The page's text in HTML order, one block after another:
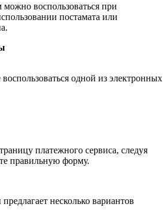
воспользоваться при
постамата или
одной из электронных
платежного сервиса, следуя
правильную форму.
несколько вариантов